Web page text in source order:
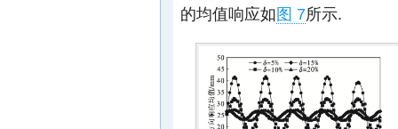
的均值响应如图 7所示.